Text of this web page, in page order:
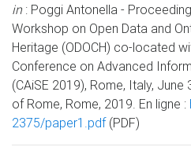
in: Poggi Antonella -
Workshop on Open Data and
Heritage (ODOCH) co-located
Conference on Advanced
(CAiSE 2019), Rome, Italy,
of Rome, Rome, 2019. En ligne :
2375/paper1.pdf(PDF)